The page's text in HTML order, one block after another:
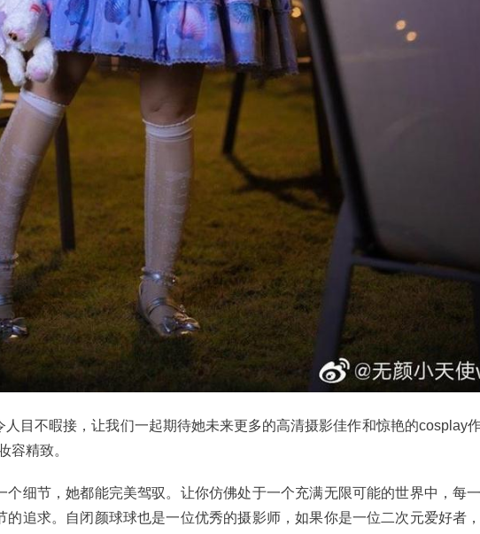
目不暇接，让我们一起期待她未来更多的高清摄影佳作和惊艳的cosplay
容精致。
细节，她都能完美驾驭。让你仿佛处于一个充满无限可能的世界中，每
追求。自闭颜球球也是一位优秀的摄影师，如果你是一位二次元爱好者